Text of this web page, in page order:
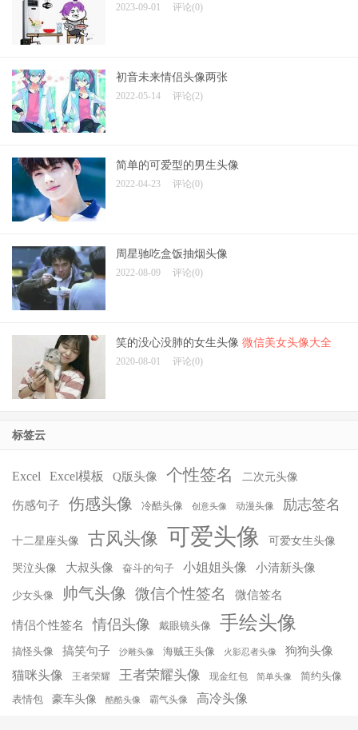
2023-09-01 评论(0)
初音未来情侣头像两张
2022-05-14 评论(2)
简单的可爱型的男生头像
2022-04-23 评论(0)
周星驰吃盒饭抽烟头像
2022-08-09 评论(0)
笑的没心没肺的女生头像 微信美女头像大全
2020-08-01 评论(0)
标签云
Excel Excel模板 Q版头像 个性签名 二次元头像
伤感句子 伤感头像 冷酷头像 创意头像 动漫头像 励志签名
十二星座头像 古风头像 可爱头像 可爱女生头像
哭泣头像 大叔头像 奋斗的句子 小姐姐头像 小清新头像
少女头像 帅气头像 微信个性签名 微信签名
情侣个性签名 情侣头像 戴眼镜头像 手绘头像
搞怪头像 搞笑句子 沙雕头像 海贼王头像 火影忍者头像 狗狗头像
猫咪头像 王者荣耀 王者荣耀头像 现金红包 简单头像 简约头像
表情包 豪车头像 酷酷头像 霸气头像 高冷头像